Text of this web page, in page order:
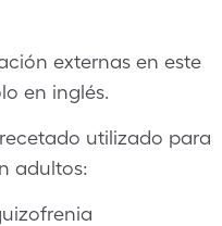
externas en este
en inglés.
utilizado para
adultos: